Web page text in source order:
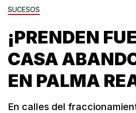
SUCESOS
¡PRENDEN
CASA
EN PALMA
En calles del